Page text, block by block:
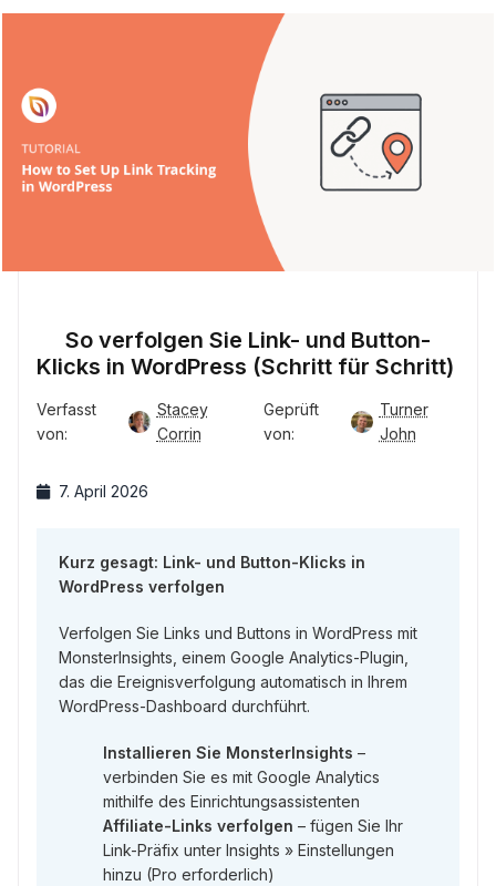
So verfolgen Sie Link- und Button-
Klicks in WordPress (Schritt für Schritt)
Verfasst
von:
Stacey
Corrin
Geprüft
von:
Turner
John
7. April 2026
Kurz gesagt: Link- und Button-Klicks in
WordPress verfolgen
Verfolgen Sie Links und Buttons in WordPress mit
MonsterInsights, einem Google Analytics-Plugin,
das die Ereignisverfolgung automatisch in Ihrem
WordPress-Dashboard durchführt.
Installieren Sie MonsterInsights –
verbinden Sie es mit Google Analytics
mithilfe des Einrichtungsassistenten
Affiliate-Links verfolgen – fügen Sie Ihr
Link-Präfix unter Insights » Einstellungen
hinzu (Pro erforderlich)